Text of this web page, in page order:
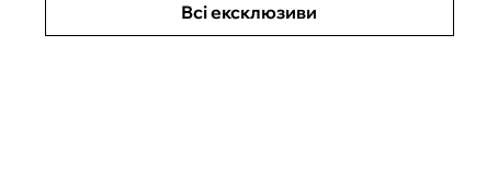
Всі ексклюзиви